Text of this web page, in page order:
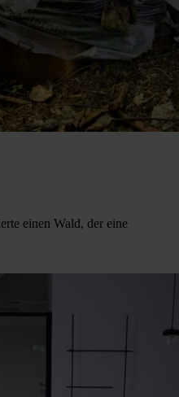
einen Wald, der eine